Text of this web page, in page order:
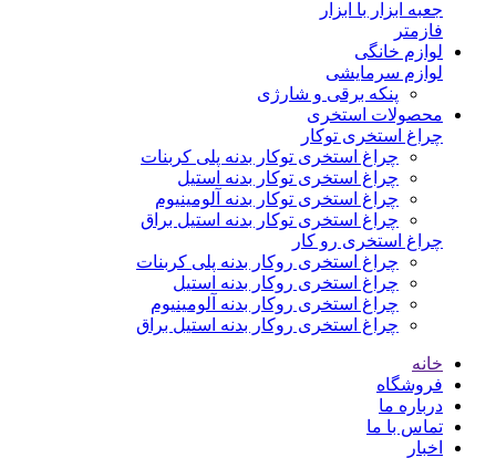
جعبه ابزار با ابزار
فازمتر
لوازم خانگی
لوازم سرمایشی
پنکه برقی و شارژی
محصولات استخری
چراغ استخری توکار
چراغ استخری توکار بدنه پلی کربنات
چراغ استخری توکار بدنه استیل
چراغ استخری توکار بدنه آلومینیوم
چراغ استخری توکار بدنه استیل براق
چراغ استخری رو کار
چراغ استخری روکار بدنه پلی کربنات
چراغ استخری روکار بدنه استیل
چراغ استخری روکار بدنه آلومینیوم
چراغ استخری روکار بدنه استیل براق
خانه
فروشگاه
درباره ما
تماس با ما
اخبار